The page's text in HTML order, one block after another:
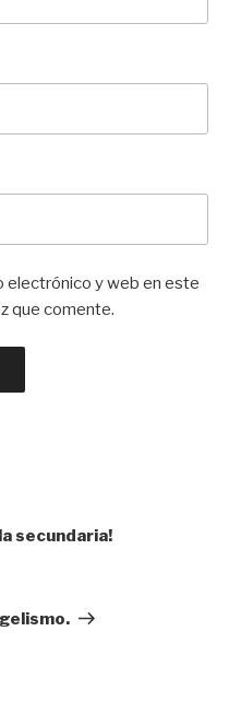
electrónico y web en este
que comente.
secundaria!